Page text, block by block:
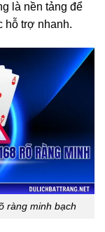
là nền tảng để
hỗ trợ nhanh.
ràng minh bạch